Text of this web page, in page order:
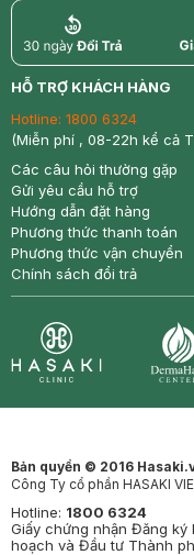
return
HỖ TRỢ KHÁCH HÀNG
Hotline: 1800 6324
(Miễn phí , 08-22h kể cả
Các câu hỏi thường gặp
Gửi yêu cầu hỗ trợ
Hướng dẫn đặt hàng
Phương thức thanh toán
Phương thức vận chuyển
Chính sách đổi trả
Bản quyền © 2016
Công Ty cổ phần HASAKI
Hotline: 1800 6324
Giấy chứng nhận Đăng ký
hoạch và Đầu tư Thành